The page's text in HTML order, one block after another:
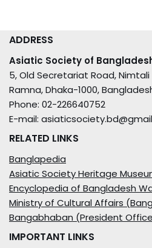
ADDRESS
Asiatic Society of
5, Old Secretariat Road, Nimtali
Ramna, Dhaka-1000,
Phone: 02-226640752
E-mail:
RELATED LINKS
Banglapedia
Asiatic Society Heritage
Encyclopedia of Bangladesh
Ministry of Cultural Affairs
Bangabhaban (President
IMPORTANT LINKS